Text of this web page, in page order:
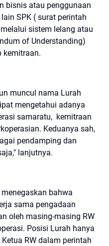
bisnis atau penggunaan
SPK ( surat perintah
sistem lelang atau
of Understanding)
kemitraan.
muncul nama Lurah
mengetahui adanya
samaratu, kemitraan
Keduanya sah,
pendamping dan
lanjutnya.
bahwa
sama pengadaan
oleh masing-masing RW
Posisi Lurah hanya
RW dalam perintah